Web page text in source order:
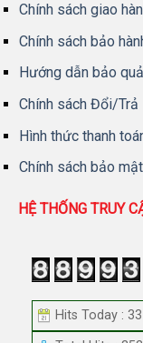
Chính sách giao
Chính sách bảo
Hướng dẫn bảo
Chính sách Đổi/Trả
Hình thức thanh
Chính sách bảo
HỆ THỐNG TRUY
Hits Today :